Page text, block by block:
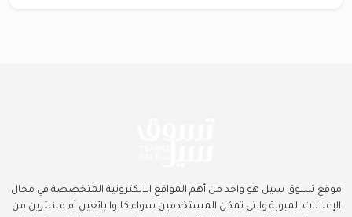
موقع تسوق سيل هو واحد من أهم المواقع الالكترونية المتخصصة في مجال
الإعلانات المبوبة والتي تمكن المستخدمين سواء كانوا بائعين أم مشترين من